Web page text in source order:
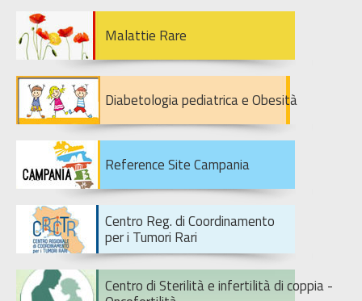
Malattie Rare
Diabetologia pediatrica e Obesità
Reference Site Campania
Centro Reg. di Coordinamento
per i Tumori Rari
Centro di Sterilità e infertilità di coppia -